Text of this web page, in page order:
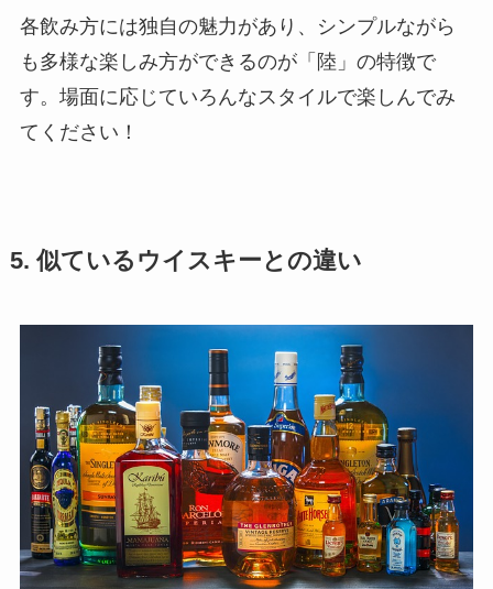
各飲み方には独自の魅力があり、シンプルながら
も多様な楽しみ方ができるのが「陸」の特徴で
す。場面に応じていろんなスタイルで楽しんでみ
てください！
5. 似ているウイスキーとの違い